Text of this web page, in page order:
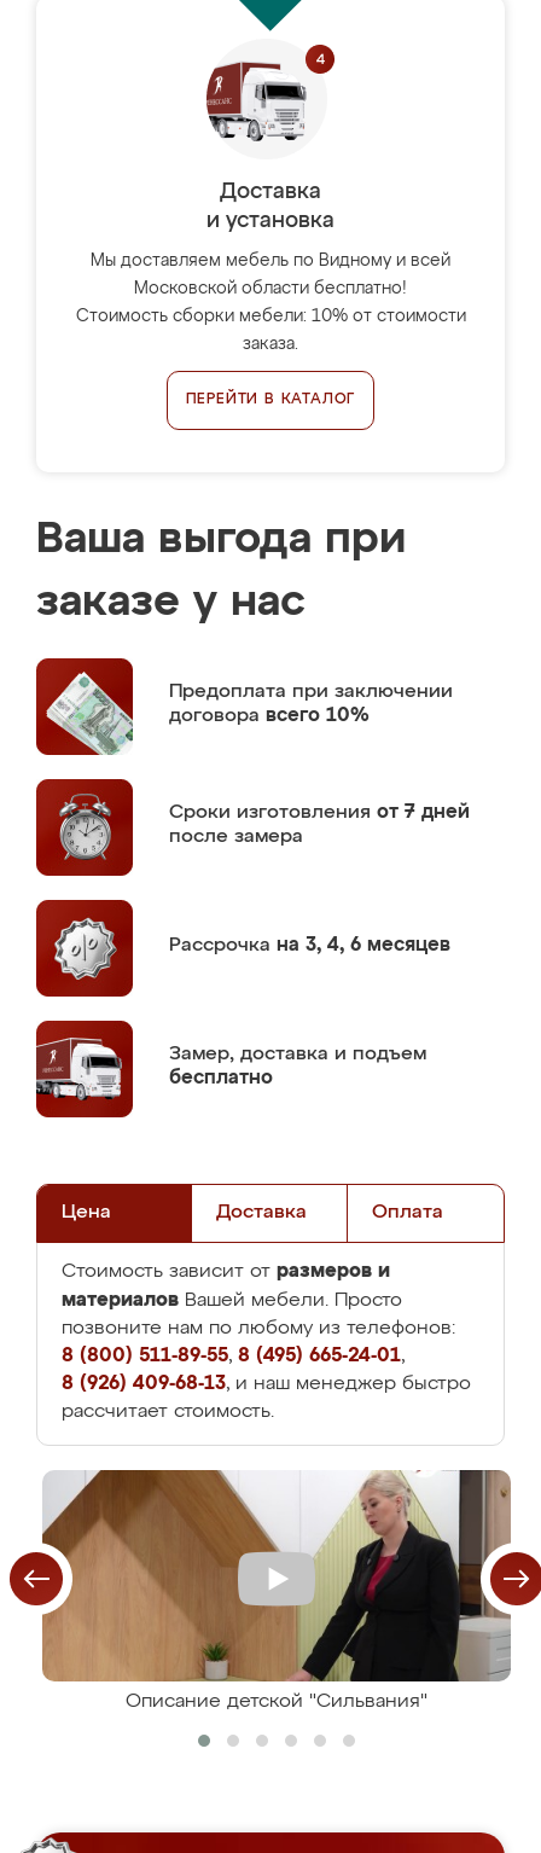
Доставка
и установка
Мы доставляем мебель по Видному и всей
Московской области бесплатно!
Стоимость сборки мебели: 10% от стоимости
заказа.
ПЕРЕЙТИ В КАТАЛОГ
Ваша выгода при
заказе у нас
Предоплата при заключении
договора всего 10%
Сроки изготовления от 7 дней
после замера
Рассрочка на 3, 4, 6 месяцев
Замер, доставка и подъем
бесплатно
Цена Доставка Оплата
Стоимость зависит от размеров и
материалов Вашей мебели. Просто
позвоните нам по любому из телефонов:
8 (800) 511-89-55, 8 (495) 665-24-01,
8 (926) 409-68-13, и наш менеджер быстро
рассчитает стоимость.
Описание детской "Сильвания"